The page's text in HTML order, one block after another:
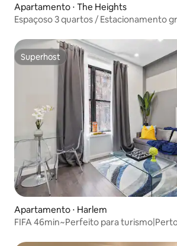
Apartamento ⋅ The Heights
Espaçoso 3 quartos / Estacionamento
Superhost
Superhost
Apartamento ⋅ Harlem
FIFA 46min~Perfeito para